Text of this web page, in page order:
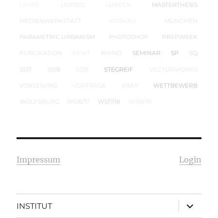
LEIPZIG MASTERTHESIS
MEDIENWERKSTATT MÜNCHEN
PARAMETRIC URBANISM PHOTOSHOP PREPWEEK
PUBLIKATION RHINO SEMINAR SP SQ
SS17 SS18 SS19 STEGREIF VECTORWORKS
VORLESUNG VORTRÄGE VRAY WETTBEWERB
WOLFSBURG WS16/17 WS17/18 WS18/19
Impressum Login
INSTITUT
öffnen